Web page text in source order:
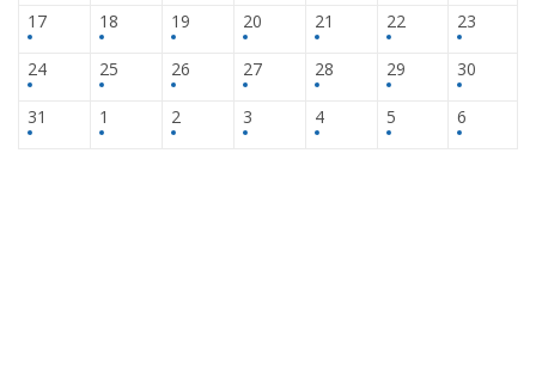
17 18 19 20 21 22 23
24 25 26 27 28 29 30
31 1 2 3 4 5 6